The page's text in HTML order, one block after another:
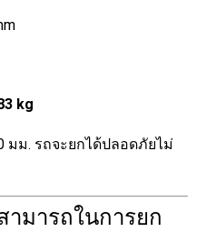
kg
มม. รถจะยกได้ปลอดภัยไม่
มารถในการยก